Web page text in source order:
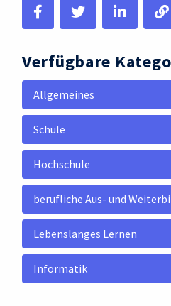
Verfügbare
Allgemeines
Schule
Hochschule
berufliche Aus- und
Lebenslanges Lernen
Informatik